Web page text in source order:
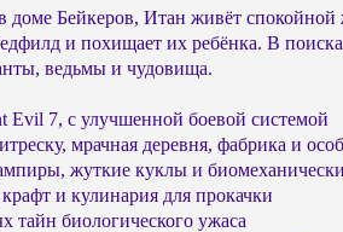
доме Бейкеров, Итан живёт
и похищает их ребёнка. В
ведьмы и чудовища.
Evil 7, с улучшенной боевой системой
мрачная деревня, фабрика и
жуткие куклы и
и кулинария для прокачки
тайн биологического ужаса